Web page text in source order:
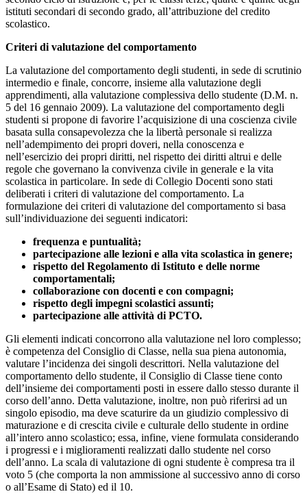
istituti secondari di secondo grado, all’attribuzione del credito
scolastico.
Criteri di valutazione del comportamento
La valutazione del comportamento degli studenti, in sede di scrutinio
intermedio e finale, concorre, insieme alla valutazione degli
apprendimenti, alla valutazione complessiva dello studente (D.M. n.
5 del 16 gennaio 2009). La valutazione del comportamento degli
studenti si propone di favorire l’acquisizione di una coscienza civile
basata sulla consapevolezza che la libertà personale si realizza
nell’adempimento dei propri doveri, nella conoscenza e
nell’esercizio dei propri diritti, nel rispetto dei diritti altrui e delle
regole che governano la convivenza civile in generale e la vita
scolastica in particolare. In sede di Collegio Docenti sono stati
deliberati i criteri di valutazione del comportamento. La
formulazione dei criteri di valutazione del comportamento si basa
sull’individuazione dei seguenti indicatori:
frequenza e puntualità;
partecipazione alle lezioni e alla vita scolastica in genere;
rispetto del Regolamento di Istituto e delle norme
comportamentali;
collaborazione con docenti e con compagni;
rispetto degli impegni scolastici assunti;
partecipazione alle attività di PCTO.
Gli elementi indicati concorrono alla valutazione nel loro complesso;
è competenza del Consiglio di Classe, nella sua piena autonomia,
valutare l’incidenza dei singoli descrittori. Nella valutazione del
comportamento dello studente, il Consiglio di Classe tiene conto
dell’insieme dei comportamenti posti in essere dallo stesso durante il
corso dell’anno. Detta valutazione, inoltre, non può riferirsi ad un
singolo episodio, ma deve scaturire da un giudizio complessivo di
maturazione e di crescita civile e culturale dello studente in ordine
all’intero anno scolastico; essa, infine, viene formulata considerando
i progressi e i miglioramenti realizzati dallo studente nel corso
dell’anno. La scala di valutazione di ogni studente è compresa tra il
voto 5 (che comporta la non ammissione al successivo anno di corso
o all’Esame di Stato) ed il 10.